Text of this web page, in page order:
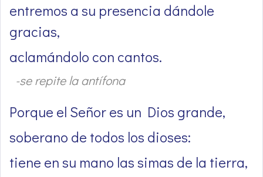
entremos a su presencia dándole
gracias,
aclamándolo con cantos.
-se repite la antífona
Porque el Señor es un Dios grande,
soberano de todos los dioses:
tiene en su mano las simas de la tierra,